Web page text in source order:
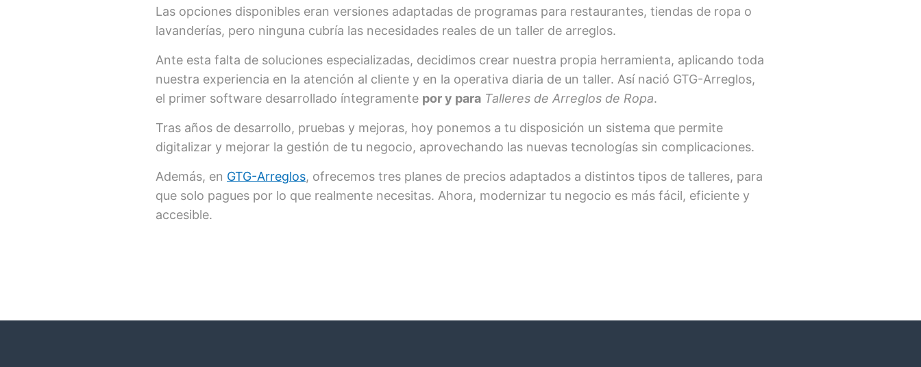
Las opciones disponibles eran versiones adaptadas de programas para restaurantes, tiendas de ropa o
lavanderías, pero ninguna cubría las necesidades reales de un taller de arreglos.
Ante esta falta de soluciones especializadas, decidimos crear nuestra propia herramienta, aplicando toda
nuestra experiencia en la atención al cliente y en la operativa diaria de un taller. Así nació GTG-Arreglos,
el primer software desarrollado íntegramente por y para Talleres de Arreglos de Ropa.
Tras años de desarrollo, pruebas y mejoras, hoy ponemos a tu disposición un sistema que permite
digitalizar y mejorar la gestión de tu negocio, aprovechando las nuevas tecnologías sin complicaciones.
Además, en GTG-Arreglos, ofrecemos tres planes de precios adaptados a distintos tipos de talleres, para
que solo pagues por lo que realmente necesitas. Ahora, modernizar tu negocio es más fácil, eficiente y
accesible.